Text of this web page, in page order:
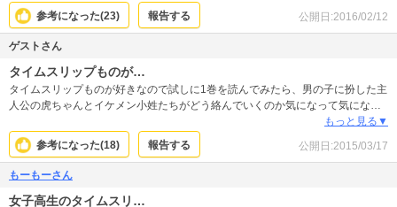
て、とても魅力的なキャラです。乱丸始め出てくる男の子達もみんなかっこよ
くて癒されました！！虎ちゃん羨ましい！！完結してしまったのは寂しいです
が、またぴんく先生の作品を楽しみに待ちたいと思います。
参考になった(23) 報告する 公開日:2016/02/12
ゲストさん
タイムスリップものが…
タイムスリップものが好きなので試しに1巻を読んでみたら、男の子に扮した主
人公の虎ちゃんとイケメン小姓たちがどう絡んでいくのか気になって気になっ
もっと見る▼
参考になった(18) 報告する 公開日:2015/03/17
もーもーさん
女子高生のタイムスリ…